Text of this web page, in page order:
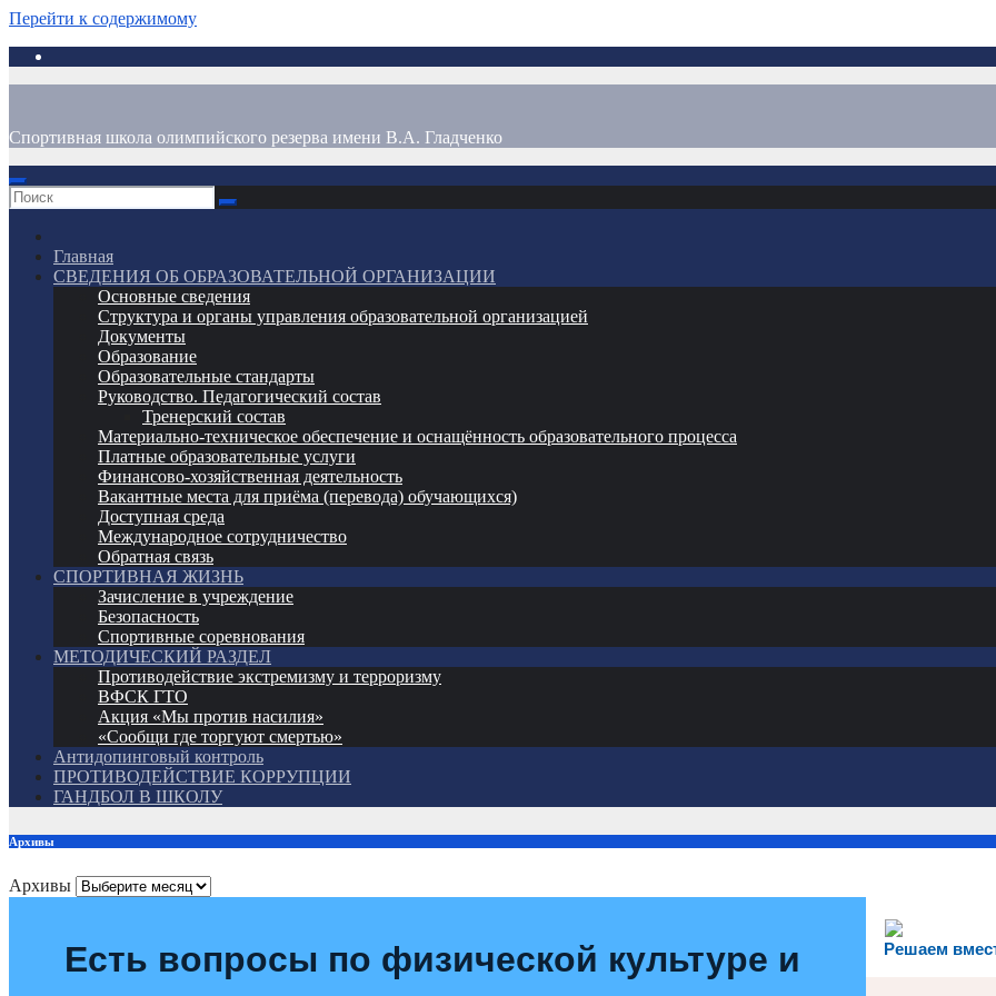
Перейти к содержимому
Спортивная школа олимпийского резерва имени В.А. Гладченко
Главная
СВЕДЕНИЯ ОБ ОБРАЗОВАТЕЛЬНОЙ ОРГАНИЗАЦИИ
Основные сведения
Структура и органы управления образовательной организацией
Документы
Образование
Образовательные стандарты
Руководство. Педагогический состав
Тренерский состав
Материально-техническое обеспечение и оснащённость образовательного процесса
Платные образовательные услуги
Финансово-хозяйственная деятельность
Вакантные места для приёма (перевода) обучающихся)
Доступная среда
Международное сотрудничество
Обратная связь
СПОРТИВНАЯ ЖИЗНЬ
Зачисление в учреждение
Безопасность
Спортивные соревнования
МЕТОДИЧЕСКИЙ РАЗДЕЛ
Противодействие экстремизму и терроризму
ВФСК ГТО
Акция «Мы против насилия»
«Сообщи где торгуют смертью»
Антидопинговый контроль
ПРОТИВОДЕЙСТВИЕ КОРРУПЦИИ
ГАНДБОЛ В ШКОЛУ
Архивы
Архивы
Решаем
Есть вопросы по физической культуре и